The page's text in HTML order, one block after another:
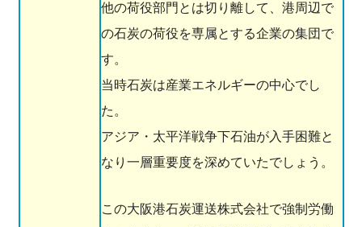
他の荷役部門とは切り離して、港周辺で
の石炭の荷役を専属とする企業の集団で
す。
当時石炭は産業エネルギーの中心でし
た。
アジア・太平洋戦争下石油が入手困難と
なり一層重要度を深めていたでしょう。
この大阪港石炭運送株式会社で強制労働